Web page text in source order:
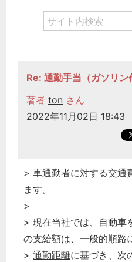
Re: 通勤手当（ガソリン
著者 ton さん
2022年11月02日 18:43
> 車通勤者に対する交通
ます。
>
> 現在当社では、自動車
の支給額は、一般的順路
> 通勤距離に基づき、次